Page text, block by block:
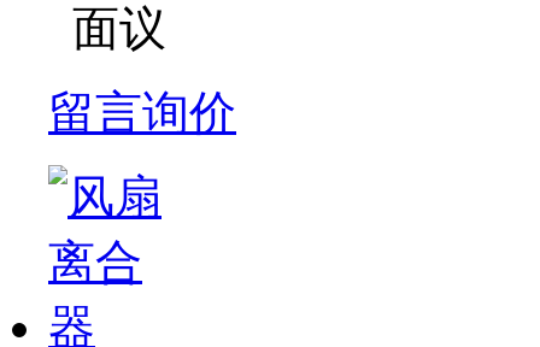
面议
留言询价